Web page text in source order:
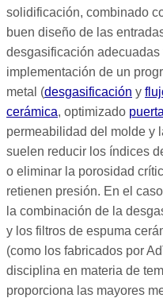
solidificación, combinado
buen diseño de las
desgasificación
implementación de un
metal (desgasificación y
cerámica, optimizado
permeabilidad del molde y
suelen reducir los índices
o eliminar la porosidad
retienen presión. En el
la combinación de la
y los filtros de espuma
(como los fabricados por
disciplina en materia de
proporciona las mayores